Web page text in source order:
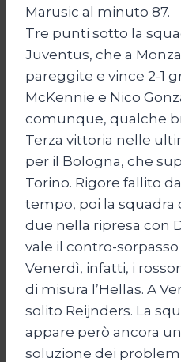
Marusic al minuto 87.
Tre punti sotto la
Juventus, che a
pareggite e vince 2-1
McKennie e Nico
comunque, qualche
Terza vittoria nelle
per il Bologna, che
Torino. Rigore fallito
tempo, poi la squadra
due nella ripresa con
vale il contro-sorpasso
Venerdì, infatti, i
di misura l’Hellas. A
solito Reijnders. La
appare però ancora
soluzione dei